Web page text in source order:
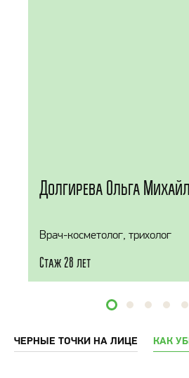
Долгирева Ольга
Врач-косметолог, трихолог
Стаж 28 лет
ЧЕРНЫЕ ТОЧКИ НА ЛИЦЕ КАК